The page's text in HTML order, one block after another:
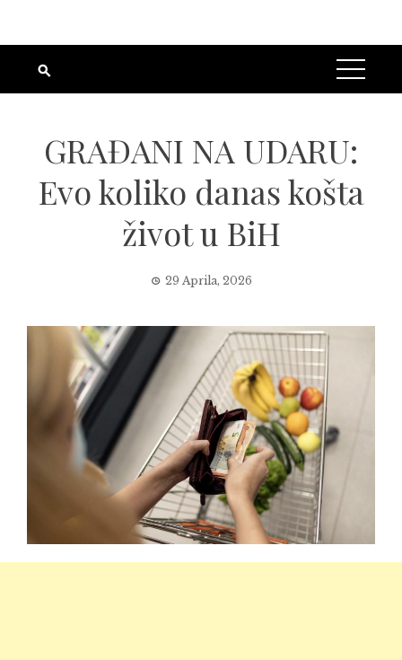
GRAĐANI NA UDARU:
Evo koliko danas košta
život u BiH
29 Aprila, 2026